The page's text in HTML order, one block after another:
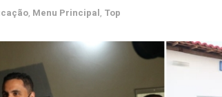
, Menu Principal, Top